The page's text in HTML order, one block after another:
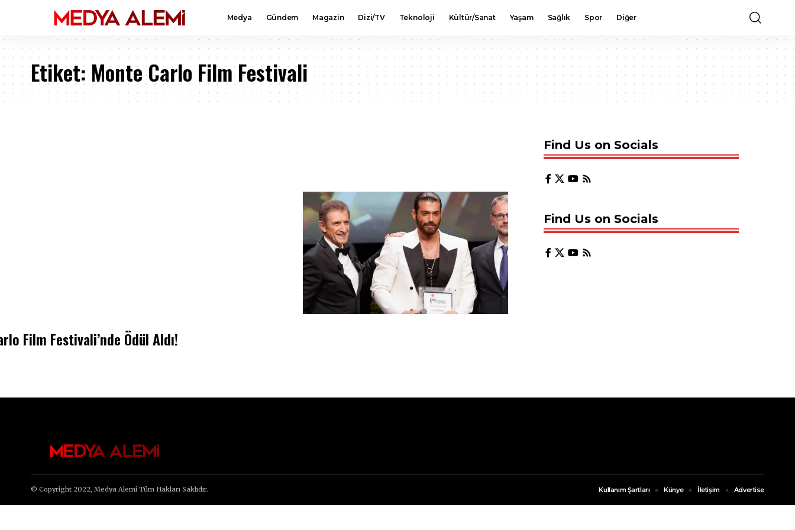
Medya Gündem Magazin Dizi/TV Teknoloji Kültür/Sanat Yaşam Sağlık Spor Diğer
Etiket: Monte Carlo Film Festivali
Film Festivali’nde Ödül Aldı!
Find Us on Socials
Find Us on Socials
© Copyright 2022, Medya Alemi Tüm Hakları Saklıdır. Kullanım Şartları Künye İletişim Advertise